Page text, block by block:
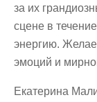
за их
сцене в
энергию.
эмоций и
Екатерина